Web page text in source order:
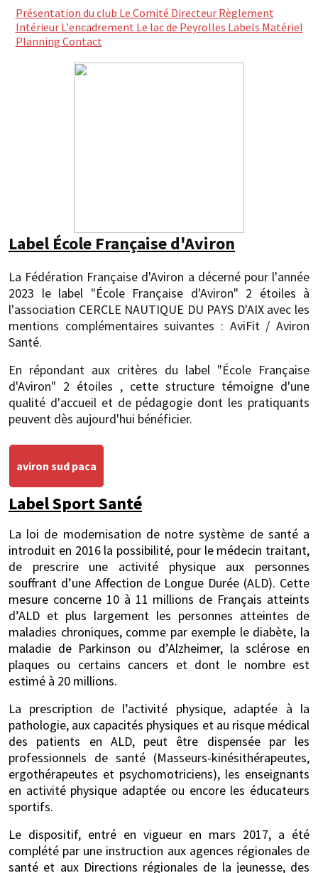
Présentation du club Le Comité Directeur Règlement
Intérieur L'encadrement Le lac de Peyrolles Labels Matériel
Planning Contact
Label École Française d'Aviron
La Fédération Française d'Aviron a décerné pour l'année
2023 le label "École Française d'Aviron" 2 étoiles à
l'association CERCLE NAUTIQUE DU PAYS D'AIX avec les
mentions complémentaires suivantes : AviFit / Aviron
Santé.
En répondant aux critères du label "École Française
d'Aviron" 2 étoiles , cette structure témoigne d'une
qualité d'accueil et de pédagogie dont les pratiquants
peuvent dès aujourd'hui bénéficier.
aviron sud paca
Label Sport Santé
La loi de modernisation de notre système de santé a
introduit en 2016 la possibilité, pour le médecin traitant,
de prescrire une activité physique aux personnes
souffrant d’une Affection de Longue Durée (ALD). Cette
mesure concerne 10 à 11 millions de Français atteints
d’ALD et plus largement les personnes atteintes de
maladies chroniques, comme par exemple le diabète, la
maladie de Parkinson ou d’Alzheimer, la sclérose en
plaques ou certains cancers et dont le nombre est
estimé à 20 millions.
La prescription de l’activité physique, adaptée à la
pathologie, aux capacités physiques et au risque médical
des patients en ALD, peut être dispensée par les
professionnels de santé (Masseurs-kinésithérapeutes,
ergothérapeutes et psychomotriciens), les enseignants
en activité physique adaptée ou encore les éducateurs
sportifs.
Le dispositif, entré en vigueur en mars 2017, a été
complété par une instruction aux agences régionales de
santé et aux Directions régionales de la jeunesse, des